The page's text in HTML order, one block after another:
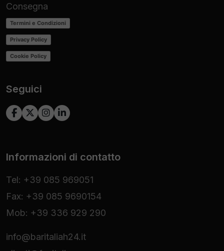
Consegna
Termini e Condizioni
Privacy Policy
Cookie Policy
Seguici
Informazioni di contatto
Tel: +39 085 969051
Fax: +39 085 9690154
Mob: +39 336 929 290
info@baritaliah24.it